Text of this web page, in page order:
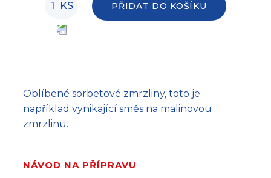
KS PŘIDAT DO KOŠÍKU
Oblíbené sorbetové zmrzliny, toto je
například vynikající směs na malinovou
zmrzlinu.
NÁVOD NA PŘÍPRAVU